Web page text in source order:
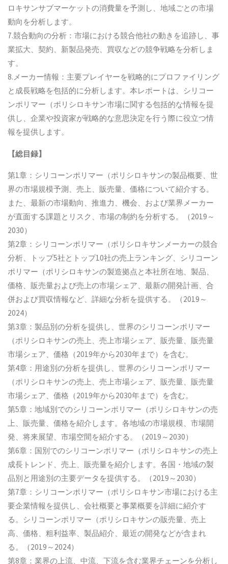
ロキサンサブマーケットの消費量を予測し、地域ごとの市場
動向を分析します。
7.競合動向の分析：市場における競合他社の動きを追跡し、事
業拡大、契約、新製品発売、買収などの競争戦略を分析しま
す。
8.メーカー情報：主要プレイヤーを戦略的にプロファイリング
と成長戦略を包括的に分析します。本レポートは、シリコー
ンポリマー（ポリシロキサン市場に関する包括的な情報を提
供し、企業や投資家が戦略的な意思決定を行う際に役立つ情
報を提供します。
【総目録】
第1章：シリコーンポリマー（ポリシロキサンの製品概要、世
界の市場規模予測、売上、販売量、価格について紹介する。
また、最新の市場動向、推進力、機会、および業界メーカー
が直面する課題とリスク、市場の制約を分析する。（2019～
2030）
第2章：シリコーンポリマー（ポリシロキサンメーカーの競合
分析、トップ5社とトップ10社の売上ランキング、シリコーン
ポリマー（ポリシロキサンの製造拠点と本社所在地、製品、
価格、販売量および売上の市場シェア、最新の開発計画、合
併および買収情報など、詳細な分析を提供する。（2019～
2024）
第3章：製品別の分析を提供し、世界のシリコーンポリマー
（ポリシロキサンの売上、売上市場シェア、販売量、販売量
市場シェア、価格（2019年から2030年まで）を含む。
第4章：用途別の分析を提供し、世界のシリコーンポリマー
（ポリシロキサンの売上、売上市場シェア、販売量、販売量
市場シェア、価格（2019年から2030年まで）を含む。
第5章：地域別でのシリコーンポリマー（ポリシロキサンの売
上、販売量、価格を紹介します。各地域の市場規模、市場開
発、将来展望、市場空間を紹介する。（2019～2030）
第6章：国別でのシリコーンポリマー（ポリシロキサンの売上
成長トレンド、売上、販売量を紹介します。各国・地域の製
品別と用途別の主要データを提供する。（2019～2030）
第7章：シリコーンポリマー（ポリシロキサン市場における主
要企業情報を提供し、会社概要と事業概要を詳細に紹介す
る。シリコーンポリマー（ポリシロキサンの販売量、売上
高、価格、粗利益率、製品紹介、最近の開発などが含まれ
る。（2019～2024）
第8章：業界の上流、中流、下流を含む業界チェーンを分析し